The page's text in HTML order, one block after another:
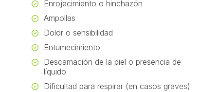
Enrojecimiento o hinchazón
Ampollas
Dolor o sensibilidad
Entumecimiento
Descamación de la piel o presencia de
líquido
Dificultad para respirar (en casos graves)